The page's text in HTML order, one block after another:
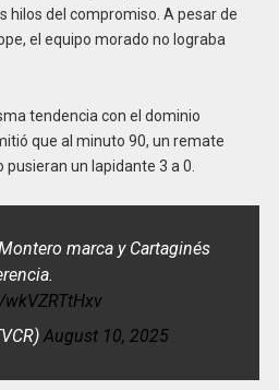
hilos del compromiso. A pesar de
el equipo morado no lograba
tendencia con el dominio
que al minuto 90, un remate
un lapidante 3 a 0.
marca y Cartaginés
August 10, 2025